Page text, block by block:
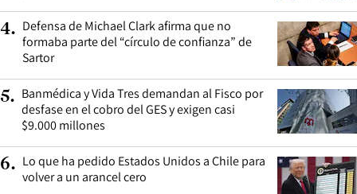
4. Defensa de Michael Clark afirma que no
formaba parte del “círculo de confianza” de
Sartor
5. Banmédica y Vida Tres demandan al Fisco por
desfase en el cobro del GES y exigen casi
$9.000 millones
6. Lo que ha pedido Estados Unidos a Chile para
volver a un arancel cero